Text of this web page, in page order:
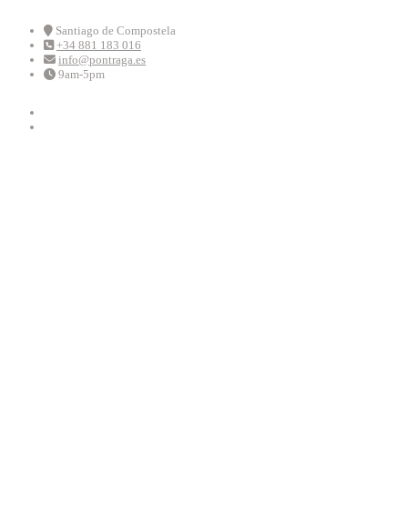
content
Santiago de Compostela
+34 881 183 016
info@pontraga.es
9am-5pm